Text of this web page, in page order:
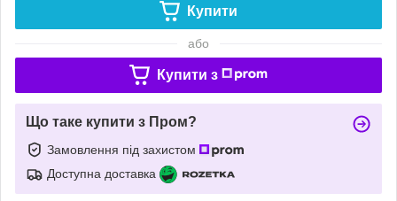
Купити
або
Купити з
Що таке купити з Пром?
Замовлення під захистом
Доступна доставка